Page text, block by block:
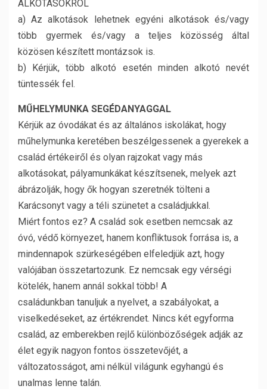
ALKOTÁSOKRÓL
a) Az alkotások lehetnek egyéni alkotások és/vagy
több gyermek és/vagy a teljes közösség által
közösen készített montázsok is.
b) Kérjük, több alkotó esetén minden alkotó nevét
tüntessék fel.
MŰHELYMUNKA SEGÉDANYAGGAL
Kérjük az óvodákat és az általános iskolákat, hogy
műhelymunka keretében beszélgessenek a gyerekek a
család értékeiről és olyan rajzokat vagy más
alkotásokat, pályamunkákat készítsenek, melyek azt
ábrázolják, hogy ők hogyan szeretnék tölteni a
Karácsonyt vagy a téli szünetet a családjukkal.
Miért fontos ez? A család sok esetben nemcsak az
óvó, védő környezet, hanem konfliktusok forrása is, a
mindennapok szürkeségében elfeledjük azt, hogy
valójában összetartozunk. Ez nemcsak egy vérségi
kötelék, hanem annál sokkal több! A
családunkban tanuljuk a nyelvet, a szabályokat, a
viselkedéseket, az értékrendet. Nincs két egyforma
család, az emberekben rejlő különbözőségek adják az
élet egyik nagyon fontos összetevőjét, a
változatosságot, ami nélkül világunk egyhangú és
unalmas lenne talán.